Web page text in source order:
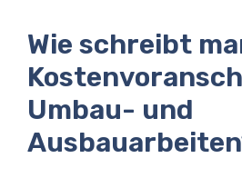
Wie schreibt
Umbau- und